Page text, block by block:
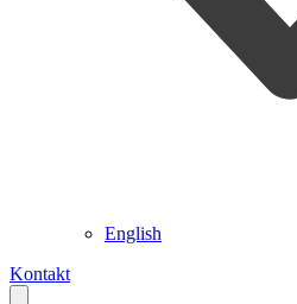
English
Kontakt